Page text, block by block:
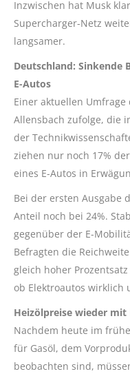
Inzwischen hat Musk
Supercharger-Netz
langsamer.
Deutschland: Sinkende
E-Autos
Einer aktuellen
Allensbach zufolge, die
der
ziehen nur noch 17%
eines E-Autos in
Bei der ersten Ausgabe
Anteil noch bei 24%.
gegenüber der E-
Befragten die
gleich hoher
ob Elektroautos
Heizölpreise wieder mit
Nachdem heute im
für Gasöl, dem
beobachten sind,